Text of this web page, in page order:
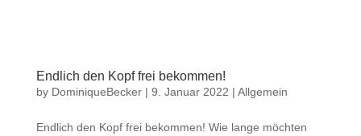
Endlich den Kopf frei bekommen!
by DominiqueBecker| 9. Januar 2022 | Allgemein
Endlich den Kopf frei bekommen! Wie lange möchten